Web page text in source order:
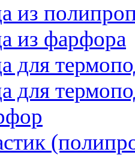
из
из фарфора
для
для